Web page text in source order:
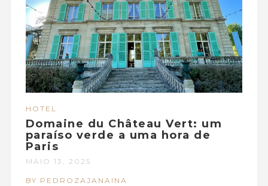
HOTEL
Domaine du Château Vert: um
paraíso verde a uma hora de
Paris
MAIO 13, 2025
BY PEDROZAJANAINA